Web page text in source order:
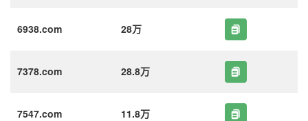
6938.com 28万
7378.com 28.8万
7547.com 11.8万